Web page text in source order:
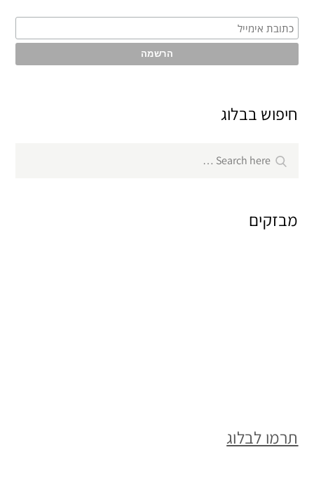
חיפוש בבלוג
for:
Search
מבזקים
תרמו לבלוג